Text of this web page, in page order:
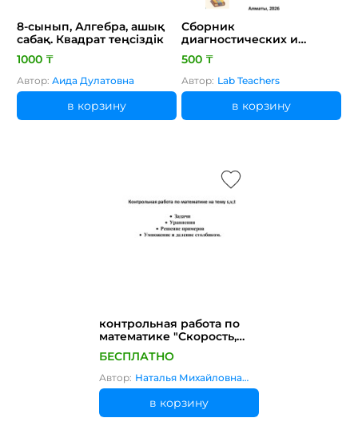
8-сынып, Алгебра, ашық
сабақ. Квадрат теңсіздік
1000 ₸
Автор: Аида Дулатовна
в корзину
Сборник
диагностических и
контрольных заданий по
литературному чтению и
математике для
обучающихся 4 классов
500 ₸
Автор: Lab Teachers
в корзину
контрольная работа по
математике "Скорость,
время, расстояние" 3-4
класс
БЕСПЛАТНО
Автор: Наталья Михайловна
Соколова
в корзину